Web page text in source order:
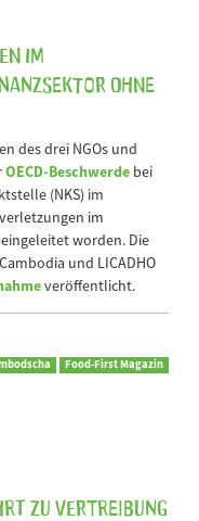
im
ohne
des drei NGOs und
OECD-Beschwerde bei
(NKS) im
im
worden. Die
und LICADHO
veröffentlicht.
Food-First Magazin
zu Vertreibung